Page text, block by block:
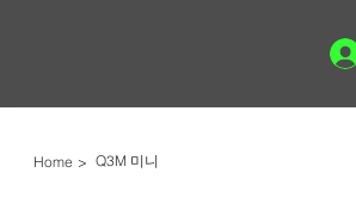
Home > Q3M 미니